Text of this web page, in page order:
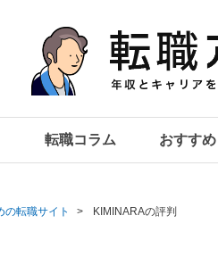
転職コラム おすす
の転職サイト KIMINARAの評判